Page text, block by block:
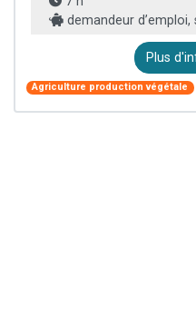
demandeur d’emploi,
Plus
Agriculture production végétale